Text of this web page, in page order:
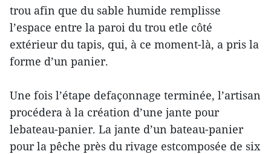
trou afin que du sable humide remplisse
l’espace entre la paroi du trou etle côté
extérieur du tapis, qui, à ce moment-là, a pris la
forme d’un panier.
Une fois l’étape defaçonnage terminée, l’artisan
procédera à la création d’une jante pour
lebateau-panier. La jante d’un bateau-panier
pour la pêche près du rivage estcomposée de six